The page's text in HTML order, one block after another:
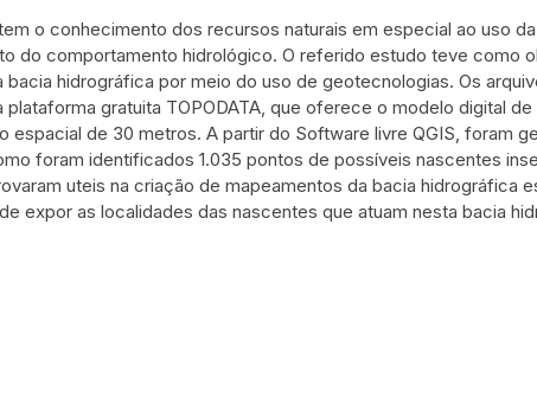
o conhecimento dos recursos naturais em especial ao uso
do comportamento hidrológico. O referido estudo teve como
bacia hidrográfica por meio do uso de geotecnologias. Os
gratuita TOPODATA, que oferece o modelo digital
espacial de 30 metros. A partir do Software livre QGIS, foram
foram identificados 1.035 pontos de possíveis nascentes
uteis na criação de mapeamentos da bacia hidrográfica
expor as localidades das nascentes que atuam nesta bacia